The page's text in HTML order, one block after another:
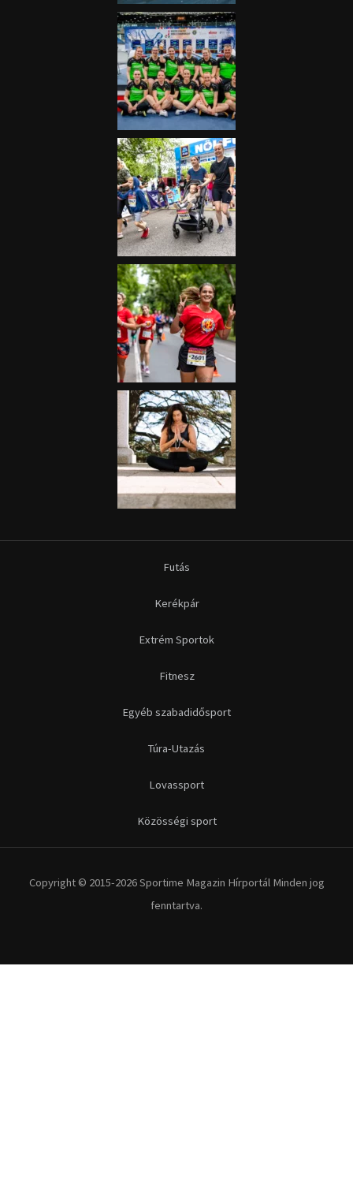
Futás
Kerékpár
Extrém Sportok
Fitnesz
Egyéb szabadidősport
Túra-Utazás
Lovassport
Közösségi sport
Copyright © 2015-2026 Sportime Magazin Hírportál Minden jog
fenntartva.